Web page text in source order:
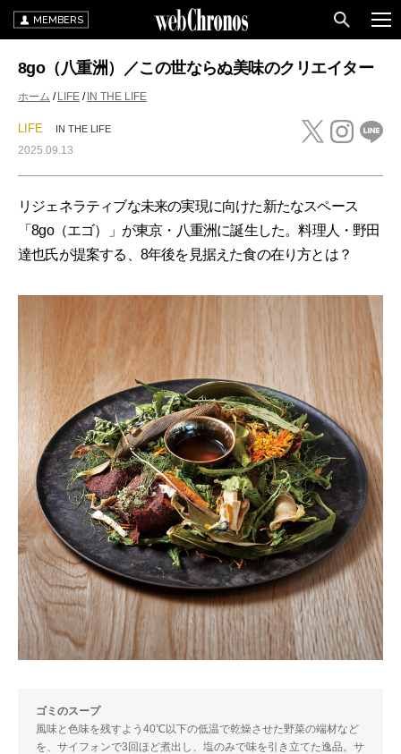
MEMBERS
8go（八重洲）／この世ならぬ美味のクリエイター
ホーム LIFE IN THE LIFE
LIFE IN THE LIFE
2025.09.13
リジェネラティブな未来の実現に向けた新たなスペース
「8go（エゴ）」が東京・八重洲に誕生した。料理人・野田
達也氏が提案する、8年後を見据えた食の在り方とは？
ゴミのスープ
風味と色味を残すよう40℃以下の低温で乾燥させた野菜の端材など
を、サイフォンで3回ほど煮出し、塩のみで味を引き立てた逸品。サ